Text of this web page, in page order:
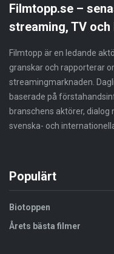
Filmtopp.se –
streaming, TV och
Filmtopp är en ledande
granskar och rapporterar
streamingmarknaden.
baserade på
branschens aktörer,
svenska- och
Populärt
Biotoppen
Årets bästa filmer